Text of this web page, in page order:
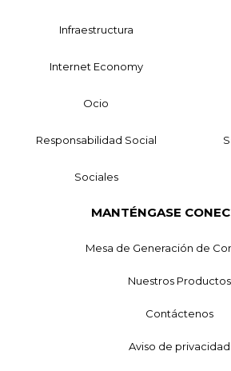
Infraestructura
Internet Economy
Ocio
Responsabilidad Social
Sociales
MANTÉNGASE
Mesa de Generación de
Nuestros Productos
Contáctenos
Aviso de privacidad